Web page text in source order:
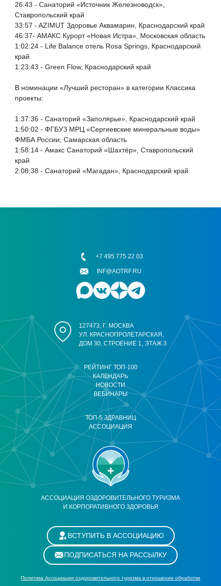
26:43 - Санаторий «Источник Железноводск»,
Ставропольский край
33:57 - AZIMUT Здоровье Аквамарин, Краснодарский край
46:37- АМАКС Курорт «Новая Истра», Московская область
1:02:24 - Life Balance отель Rosa Springs, Краснодарский
край
1:23:43 - Green Flow, Краснодарский край
В номинации «Лучший ресторан» в категории Классика
проекты:
1:37:36 - Санаторий «Заполярье», Краснодарский край
1:50:02 - ФГБУЗ МРЦ «Сергиевские минеральные воды»
ФМБА России, Самарская область
1:58:14 - Амакс Санаторий «Шахтёр», Ставропольский
край
2:08:38 - Санаторий «Магадан», Краснодарский край
АССОЦИАЦИЯ ОЗДОРОВИТЕЛЬНОГО ТУРИЗМА
И КОРПОРАТИВНОГО ЗДОРОВЬЯ
РЕЙТИНГ ТОП-100
КАЛЕНДАРЬ
НОВОСТИ
ВЕБИНАРЫ
ТОП-5 ЗДРАВНИЦ
АССОЦИАЦИЯ
127473, Г. МОСКВА
УЛ. КРАСНОПРОЛЕТАРСКАЯ,
ДОМ 30, СТРОЕНИЕ 1, ЭТАЖ 3
+7 495 775 22 03
INF@AOTRF.RU
ВСТУПИТЬ В АССОЦИАЦИЮ
ПОДПИСАТЬСЯ НА РАССЫЛКУ
Политика Ассоциации оздоровительного туризма в отношении обработки